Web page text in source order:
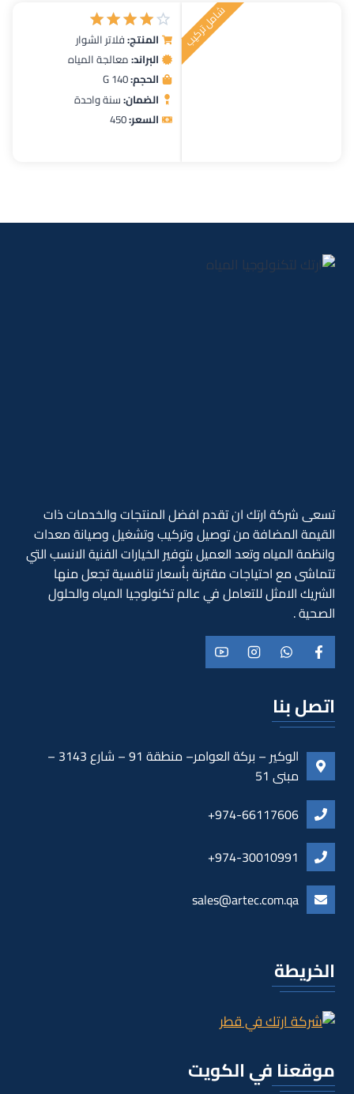
شامل تركيب
تم
التقييم
4.00من
5
المنتج:فلاتر الشوار
البراند:معالجة المياه
الحجم:140 G
الضمان:سنة واحدة
السعر:450
تسعى شركة ارتك ان تقدم افضل المنتجات والخدمات ذات
القيمة المضافة من توصيل وتركيب وتشغيل وصيانة معدات
وانظمة المياه وتعد العميل بتوفير الخيارات الفنية الانسب التي
تتماشى مع احتياجات مقترنة بأسعار تنافسية تجعل منها
الشريك الامثل للتعامل في عالم تكنولوجيا المياه والحلول
الصحية .
اتصل بنا
الوكير – بركة العوامر– منطقة 91 – شارع 3143 –
مبنى 51
974-66117606+
974-30010991+
sales@artec.com.qa
الخريطة
موقعنا في الكويت